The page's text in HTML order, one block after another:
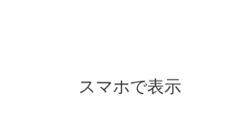
スマホで表示